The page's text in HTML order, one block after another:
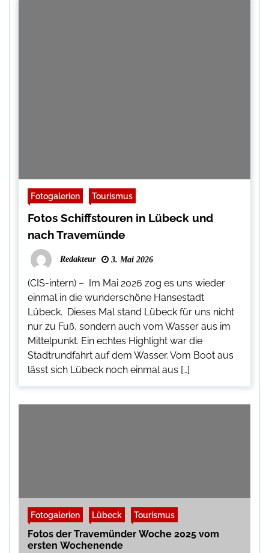
Fotogalerien Tourismus
Fotos Schiffstouren in Lübeck und
nach Travemünde
Redakteur 3. Mai 2026
(CIS-intern) – Im Mai 2026 zog es uns wieder
einmal in die wunderschöne Hansestadt
Lübeck. Dieses Mal stand Lübeck für uns nicht
nur zu Fuß, sondern auch vom Wasser aus im
Mittelpunkt. Ein echtes Highlight war die
Stadtrundfahrt auf dem Wasser. Vom Boot aus
lässt sich Lübeck noch einmal aus […]
Fotogalerien Lübeck Tourismus
Fotos der Travemünder Woche 2025 vom
ersten Wochenende